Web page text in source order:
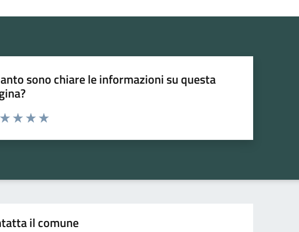
sono chiare le informazioni su questa
da 1 a 5 stelle la pagina
il comune